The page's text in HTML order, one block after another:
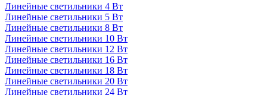
Линейные светильники 4 Вт
Линейные светильники 5 Вт
Линейные светильники 8 Вт
Линейные светильники 10 Вт
Линейные светильники 12 Вт
Линейные светильники 16 Вт
Линейные светильники 18 Вт
Линейные светильники 20 Вт
Линейные светильники 24 Вт